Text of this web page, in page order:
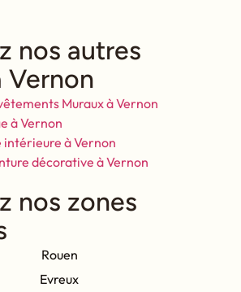
nos autres
Vernon
Muraux à Vernon
à Vernon
intérieure à Vernon
décorative à Vernon
nos zones
Rouen
Evreux